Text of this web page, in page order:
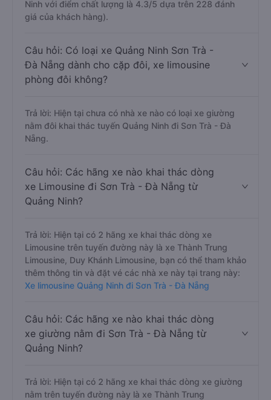
Ninh với điểm chất lượng là 4.3/5 dựa trên 228 đánh
giá của khách hàng).
Câu hỏi: Có loại xe Quảng Ninh Sơn Trà -
Đà Nẵng dành cho cặp đôi, xe limousine
phòng đôi không?
Trả lời: Hiện tại chưa có nhà xe nào có loại xe giường
nằm đôi khai thác tuyến Quảng Ninh đi Sơn Trà - Đà
Nẵng.
Câu hỏi: Các hãng xe nào khai thác dòng
xe Limousine đi Sơn Trà - Đà Nẵng từ
Quảng Ninh?
Trả lời: Hiện tại có 2 hãng xe khai thác dòng xe
Limousine trên tuyến đường này là xe Thành Trung
Limousine, Duy Khánh Limousine, bạn có thể tham khảo
thêm thông tin và đặt vé các nhà xe này tại trang này:
Xe limousine Quảng Ninh đi Sơn Trà - Đà Nẵng
Câu hỏi: Các hãng xe nào khai thác dòng
xe giường nằm đi Sơn Trà - Đà Nẵng từ
Quảng Ninh?
Trả lời: Hiện tại có 2 hãng xe khai thác dòng xe giường
nằm trên tuyến đường này là xe Thành Trung